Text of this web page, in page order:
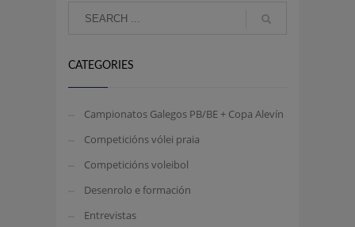
CATEGORIES
Campionatos Galegos PB/BE + Copa Alevín
Competicións vólei praia
Competicións voleibol
Desenrolo e formación
Entrevistas